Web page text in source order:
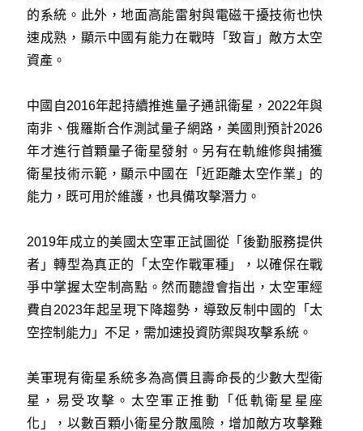
的系統。此外，地面高能雷射與電磁干擾技術也快
速成熟，顯示中國有能力在戰時「致盲」敵方太空
資產。
中國自2016年起持續推進量子通訊衛星，2022年與
南非、俄羅斯合作測試量子網路，美國則預計2026
年才進行首顆量子衛星發射。另有在軌維修與捕獲
衛星技術示範，顯示中國在「近距離太空作業」的
能力，既可用於維護，也具備攻擊潛力。
2019年成立的美國太空軍正試圖從「後勤服務提供
者」轉型為真正的「太空作戰軍種」，以確保在戰
爭中掌握太空制高點。然而聽證會指出，太空軍經
費自2023年起呈現下降趨勢，導致反制中國的「太
空控制能力」不足，需加速投資防禦與攻擊系統。
美軍現有衛星系統多為高價且壽命長的少數大型衛
星，易受攻擊。太空軍正推動「低軌衛星星座
化」，以數百顆小衛星分散風險，增加敵方攻擊難